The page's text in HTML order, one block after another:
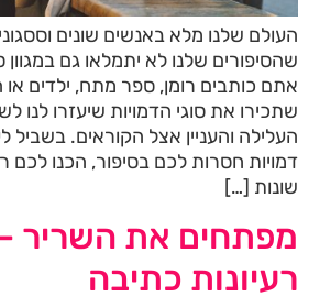
העולם שלנו מלא באנשים שונים
שהסיפורים שלנו לא יתמלאו גם במגוון
אתם כותבים רומן, ספר מתח, ילדים
שתכירו את סוגי הדמויות שיעזרו לנו
העלילה והעניין אצל הקוראים. בשביל
דמויות חסרות לכם בסיפור, הכנו לכם
שונות […]
רעיונות כתיבה